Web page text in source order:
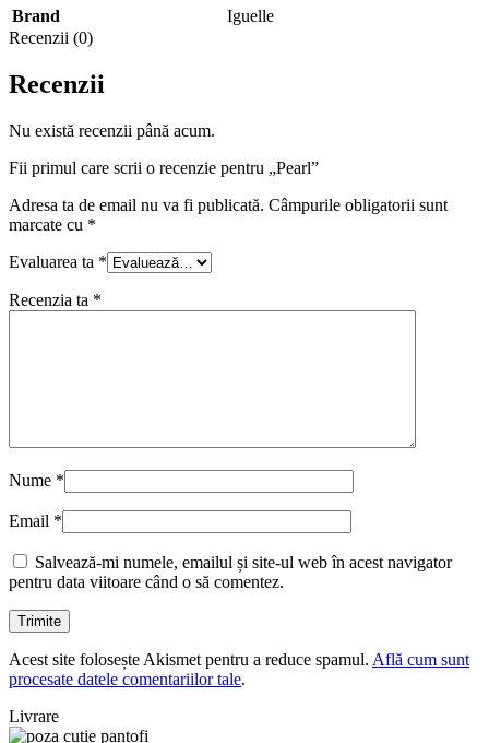
Brand
Iguelle
Recenzii (0)
Recenzii
Nu există recenzii până acum.
Fii primul care scrii o recenzie pentru „Pearl”
Adresa ta de email nu va fi publicată. Câmpurile obligatorii sunt
marcate cu *
Evaluarea ta *
Recenzia ta *
Nume *
Email *
Salvează-mi numele, emailul și site-ul web în acest navigator
pentru data viitoare când o să comentez.
Acest site folosește Akismet pentru a reduce spamul. Află cum sunt
procesate datele comentariilor tale.
Livrare